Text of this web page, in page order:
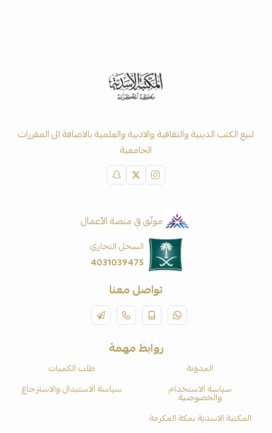
لبيع الكتب الدينية والثقافية والادبية والعلمية بالاضافة الى المقررات
الجامعية
موثّق في منصة الأعمال
السجل التجاري
4031039475
تواصل معنا
روابط مهمة
المدونة
طلب الكميات
سياسة الاستخدام
والخصوصية
سياسة الاستبدال والاسترجاع
المكتبة الاسدية بمكة المكرمة